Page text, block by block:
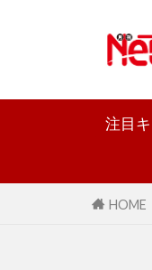
注目
深掘り！
HOME